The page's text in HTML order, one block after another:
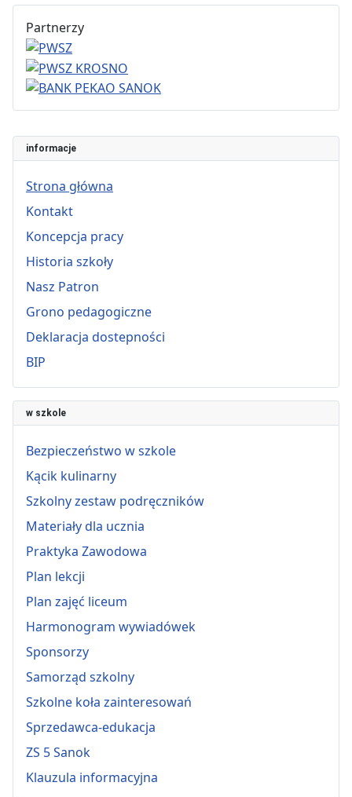
informacje
Strona główna
Kontakt
Koncepcja pracy
Historia szkoły
Nasz Patron
Grono pedagogiczne
Deklaracja dostepności
BIP
w szkole
Bezpieczeństwo w szkole
Kącik kulinarny
Szkolny zestaw podręczników
Materiały dla ucznia
Praktyka Zawodowa
Plan lekcji
Plan zajęć liceum
Harmonogram wywiadówek
Sponsorzy
Samorząd szkolny
Szkolne koła zainteresowań
Sprzedawca-edukacja
ZS 5 Sanok
Klauzula informacyjna
Partnerzy